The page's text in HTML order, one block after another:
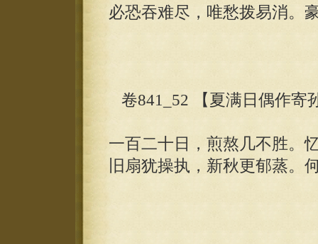
必恐吞难尽，唯愁拨易消。
卷841_52 【夏满日偶作寄
一百二十日，煎熬几不胜。
旧扇犹操执，新秋更郁蒸。